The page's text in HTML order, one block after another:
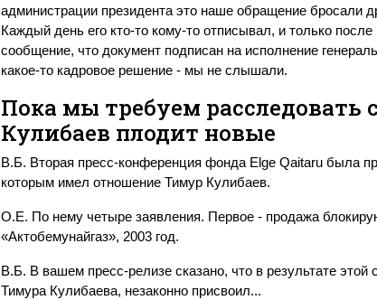
администрации президента это наше обращение бросали
Каждый день его кто-то кому-то отписывал, и только
сообщение, что документ подписан на исполнение
какое-то кадровое решение - мы не слышали.
Пока мы требуем расследовать
Кулибаев плодит новые
В.Б. Вторая пресс-конференция фонда Elge Qaitaru была
которым имел отношение Тимур Кулибаев.
О.Е. По нему четыре заявления. Первое - продажа
«Актобемунайгаз», 2003 год.
В.Б. В вашем пресс-релизе сказано, что в результате этой
Тимура Кулибаева, незаконно присвоил...